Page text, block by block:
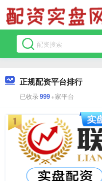
正规配资平台排行
已收录999+家平台